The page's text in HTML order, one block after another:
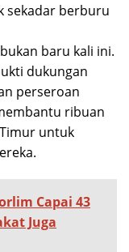
sekadar berburu
baru kali ini.
dukungan
perseroan
ribuan
untuk
Capai 43
Juga